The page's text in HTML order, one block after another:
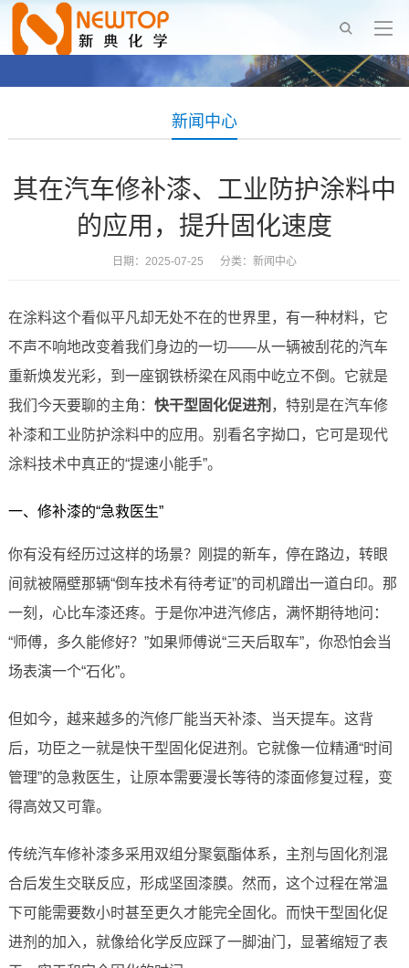
新闻中心
其在汽车修补漆、工业防护涂料中
的应用，提升固化速度
日期：2025-07-25 分类： 新闻中心
在涂料这个看似平凡却无处不在的世界里，有一种材料，它
不声不响地改变着我们身边的一切——从一辆被刮花的汽车
重新焕发光彩，到一座钢铁桥梁在风雨中屹立不倒。它就是
我们今天要聊的主角： 快干型固化促进剂 ，特别是在汽车修
补漆和工业防护涂料中的应用。别看名字拗口，它可是现代
涂料技术中真正的“提速小能手”。
一、修补漆的“急救医生”
你有没有经历过这样的场景？刚提的新车，停在路边，转眼
间就被隔壁那辆“倒车技术有待考证”的司机蹭出一道白印。那
一刻，心比车漆还疼。于是你冲进汽修店，满怀期待地问：
“师傅，多久能修好？”如果师傅说“三天后取车”，你恐怕会当
场表演一个“石化”。
但如今，越来越多的汽修厂能当天补漆、当天提车。这背
后，功臣之一就是快干型固化促进剂。它就像一位精通“时间
管理”的急救医生，让原本需要漫长等待的漆面修复过程，变
得高效又可靠。
传统汽车修补漆多采用双组分聚氨酯体系，主剂与固化剂混
合后发生交联反应，形成坚固漆膜。然而，这个过程在常温
下可能需要数小时甚至更久才能完全固化。而快干型固化促
进剂的加入，就像给化学反应踩了一脚油门，显著缩短了表